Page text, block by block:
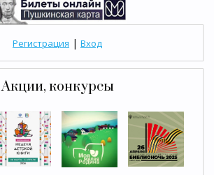
Регистрация | Вход
Акции, конкурсы